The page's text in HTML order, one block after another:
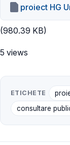
proiect HG
(980.39 KB)
5 views
ETICHETE
consultare